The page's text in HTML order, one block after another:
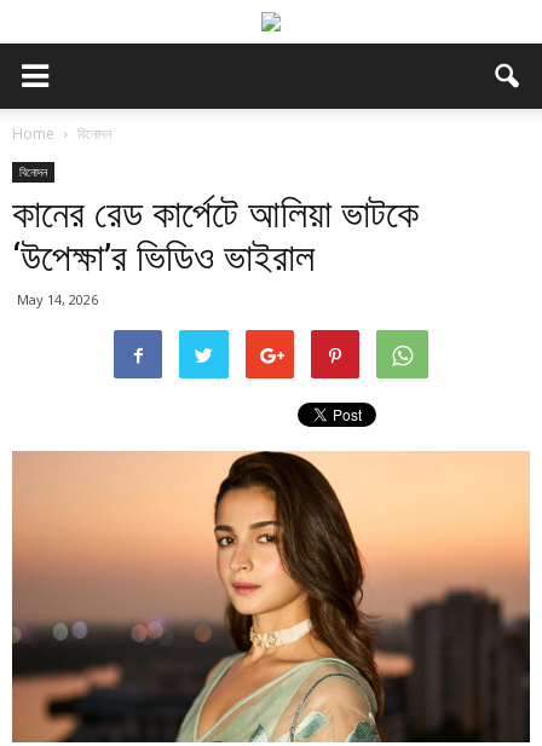
Home বিনোদন
বিনোদন
কানের রেড কার্পেটে আলিয়া ভাটকে
‘উপেক্ষা’র ভিডিও ভাইরাল
May 14, 2026